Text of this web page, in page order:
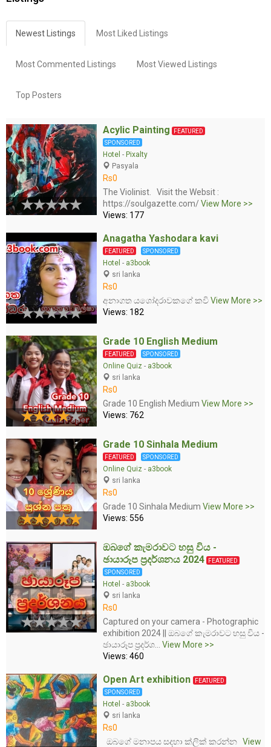
Newest Listings Most Liked Listings
Most Commented Listings Most Viewed Listings
Top Posters
Acylic Painting
FEATURED
SPONSORED
Hotel - Pixalty
Pasyala
Rs0
The Violinist. Visit the Websit :
https://soulgazette.com/View More >>
Views: 177
Anagatha Yashodara kavi
FEATURED SPONSORED
Hotel - a3book
sri lanka
Rs0
අනාගත යශෝදරාවකගේ කවිView More >>
Views: 182
Grade 10 English Medium
FEATURED SPONSORED
Online Quiz - a3book
sri lanka
Rs0
Grade 10 English Medium View More >>
Views: 762
Grade 10 Sinhala Medium
FEATURED SPONSORED
Online Quiz - a3book
sri lanka
Rs0
Grade 10 Sinhala Medium View More >>
Views: 556
ඔබගේ කැමරාවට හසු විය -
ඡායාරූප ප්‍රදර්ශනය 2024
FEATURED
SPONSORED
Hotel - a3book
sri lanka
Rs0
Captured on your camera - Photographic
exhibition 2024 || ඔබගේ කැමරාවට හසු විය -
ඡායාරූප ප්‍රදර්ශ... View More >>
Views: 460
Open Art exhibition
FEATURED
SPONSORED
Hotel - a3book
sri lanka
Rs0
ඔබගේ මනාපය සදහා ක්ලික් කරන්න View